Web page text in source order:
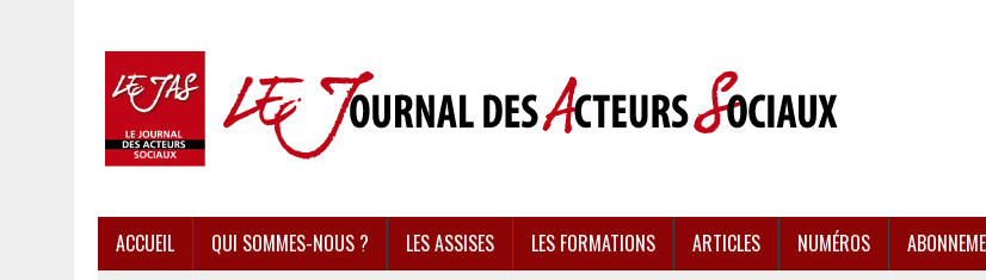
ACCUEIL QUI SOMMES-NOUS ? LES ASSISES LES FORMATIONS ARTICLES NUMÉROS